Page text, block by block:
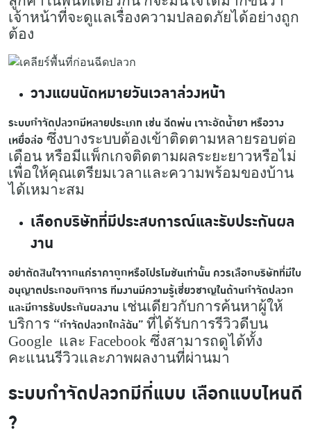
เจ้าหน้าที่จะดูแลเรื่องความปลอดภัยได้อย่างถูก
ต้อง
วางแผนนัดหมายวันเวลาล่วงหน้า
ระบบกำจัดปลวกมีหลายประเภท เช่น ฉีดพ่น เจาะอัดน้ำยา หรือวาง
เหยื่อล่อ ซึ่งบางระบบต้องเข้าติดตามหลายรอบต่อ
เดือน หรือมีแพ็กเกจติดตามผลระยะยาวหรือไม่
เพื่อให้คุณเตรียมเวลาและความพร้อมของบ้าน
ได้เหมาะสม
เลือกบริษัทที่มีประสบการณ์และรับประกันผล
งาน
อย่าตัดสินใจจากแค่ราคาถูกหรือโปรโมชันเท่านั้น ควรเลือกบริษัทที่มีใบ
อนุญาตประกอบกิจการ ทีมงานมีความรู้เชี่ยวชาญในด้านกำจัดปลวก
และมีการรับประกันผลงาน เช่นเดียวกับการค้นหาผู้ให้
บริการ “กำจัดปลวกใกล้ฉัน” ที่ได้รับการรีวิวดีบน
Google และ Facebook ซึ่งสามารถดูได้ทั้ง
คะแนนรีวิวและภาพผลงานที่ผ่านมา
ระบบกำจัดปลวกมีกี่แบบ เลือกแบบไหนดี
?